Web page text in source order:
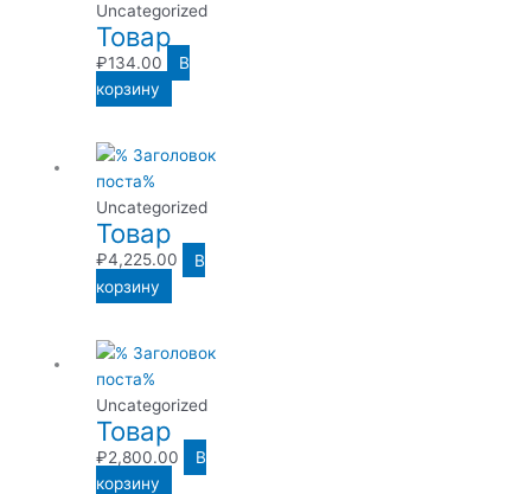
Uncategorized
Товар
₽134.00
В
корзину
Uncategorized
Товар
₽4,225.00
В
корзину
Uncategorized
Товар
₽2,800.00
В
корзину